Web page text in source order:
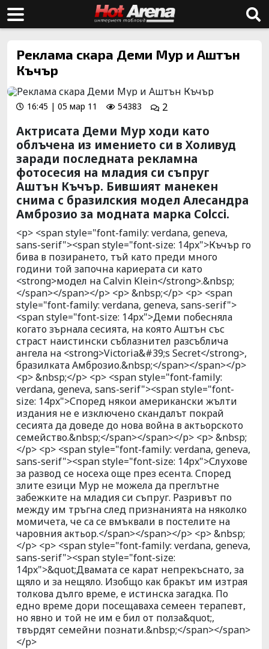
Реклама скара Деми Мур и Аштън
Къчър
16:45 | 05 мар 11 54383 2
Актрисата Деми Мур ходи като
облъчена из имението си в Холивуд
заради последната рекламна
фотосесия на младия си съпруг
Аштън Къчър. Бившият манекен
снима с бразилския модел Алесандра
Амброзио за модната марка Colcci.
<p> <span style="font-family: verdana, geneva,
sans-serif"><span style="font-size: 14px">Къчър го
бива в позирането, тъй като преди много
години той започна кариерата си като
<strong>модел на Calvin Klein</strong>.&nbsp;
</span></span></p> <p> &nbsp;</p> <p> <span
style="font-family: verdana, geneva, sans-serif">
<span style="font-size: 14px">Деми побесняла
когато зърнала сесията, на която Аштън със
страст наистински съблазнител разсъблича
ангела на <strong>Victoria&#39;s Secret</strong>,
бразилката Амброзио.&nbsp;</span></span></p>
<p> &nbsp;</p> <p> <span style="font-family:
verdana, geneva, sans-serif"><span style="font-
size: 14px">Според някои американски жълти
издания не е изключено скандалът покрай
сесията да доведе до нова война в актьорското
семейство.&nbsp;</span></span></p> <p> &nbsp;
</p> <p> <span style="font-family: verdana, geneva,
sans-serif"><span style="font-size: 14px">Слухове
за развод се носеха още през есента. Според
злите езици Мур не можела да преглътне
забежките на младия си съпруг. Разривът по
между им тръгна след признанията на няколко
момичета, че са се вмъквали в постелите на
чаровния актьор.</span></span></p> <p> &nbsp;
</p> <p> <span style="font-family: verdana, geneva,
sans-serif"><span style="font-size:
14px">&quot;Двамата се карат непрекъснато, за
щяло и за нещяло. Изобщо как бракът им изтрая
толкова дълго време, е истинска загадка. По
едно време дори посещаваха семеен терапевт,
но явно и той не им е бил от полза&quot;,
твърдят семейни познати.&nbsp;</span></span>
</p>